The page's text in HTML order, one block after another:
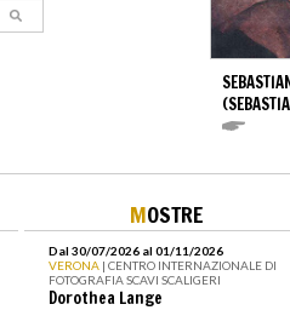
MOSTRE
Dal 30/07/2026 al 01/11/2026
VERONA | CENTRO INTERNAZIONALE DI
FOTOGRAFIA SCAVI SCALIGERI
Dorothea Lange